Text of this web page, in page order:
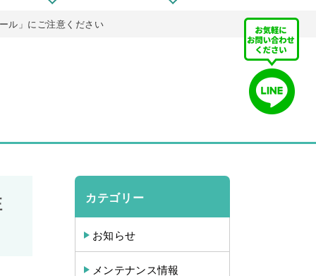
ル」にご注意ください
カテゴリー
お知らせ
メンテナンス情報